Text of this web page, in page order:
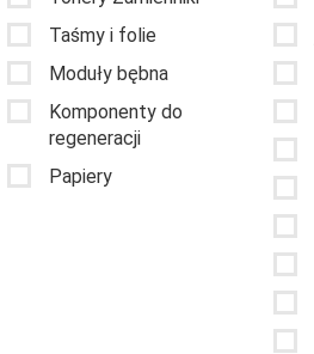
Taśmy i folie
Moduły bębna
Komponenty do
regeneracji
Papiery